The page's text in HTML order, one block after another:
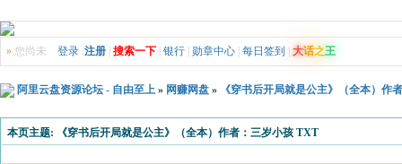
» 您尚未 登录 注册 搜索一下 银行 勋章中心 每日签到 大话之王
阿里云盘资源论坛 - 自由至上 » 网赚网盘 » 《穿书后开局就是公主》（全本）作
本页主题: 《穿书后开局就是公主》（全本）作者：三岁小孩 TXT